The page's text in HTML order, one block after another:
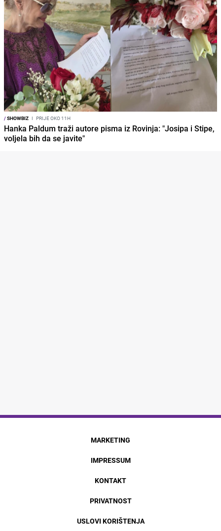
/SHOWBIZ I PRIJE OKO 11H
Hanka Paldum traži autore pisma iz Rovinja: "Josipa i Stipe,
voljela bih da se javite"
MARKETING
IMPRESSUM
KONTAKT
PRIVATNOST
USLOVI KORIŠTENJA